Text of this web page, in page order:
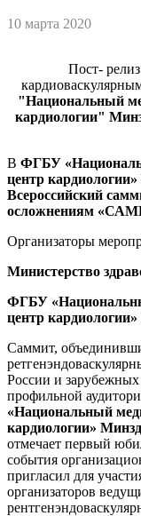
10 марта 2020
Пост-
"Национальный
кардиологии"
В ФГБУ
центр
Всероссийский
осложнениям
Организаторы
Министерство
ФГБУ
центр
Саммит,
России и зарубежных
профильной
«Национальный
кардиологии»
отмечает первый
события
пригласил для
организаторов